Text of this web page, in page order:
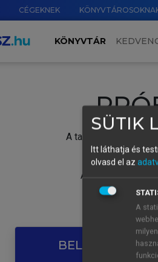
CÉGEKNEK
KÖNYVTÁR
A tartalom
Új
A próbaidőszak
BELÉPÉS
SÜTIK
Itt láthatja és
olvasd el az
A